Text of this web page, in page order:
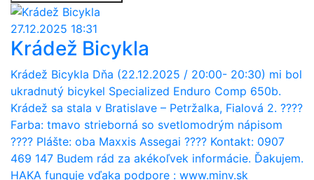
27.12.2025 18:31
Krádež Bicykla
Krádež Bicykla Dňa (22.12.2025 / 20:00- 20:30) mi bol
ukradnutý bicykel Specialized Enduro Comp 650b.
Krádež sa stala v Bratislave – Petržalka, Fialová 2. ????
Farba: tmavo strieborná so svetlomodrým nápisom
???? Plášte: oba Maxxis Assegai ???? Kontakt: 0907
469 147 Budem rád za akékoľvek informácie. Ďakujem.
HAKA funguje vďaka podpore : www.minv.sk